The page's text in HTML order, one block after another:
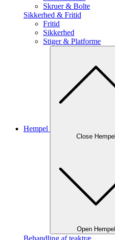
Skruer & Bolte
Sikkerhed & Fritid
Fritid
Sikkerhed
Stiger & Platforme
Hempel
Close Hempel
Open Hempel
Behandling af teaktræ